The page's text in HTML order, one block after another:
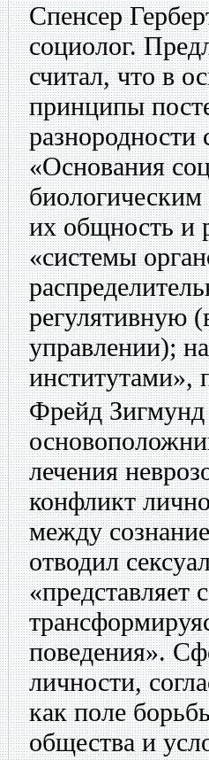
Спенсер
социолог.
считал, что в
принципы
разнородности
«Основания
их общность и
«системы
регулятивную
управлении);
институтами»,
Фрейд Зигмунд
лечения
конфликт
между
отводил
«представляет
поведения».
личности,
как поле
общества и